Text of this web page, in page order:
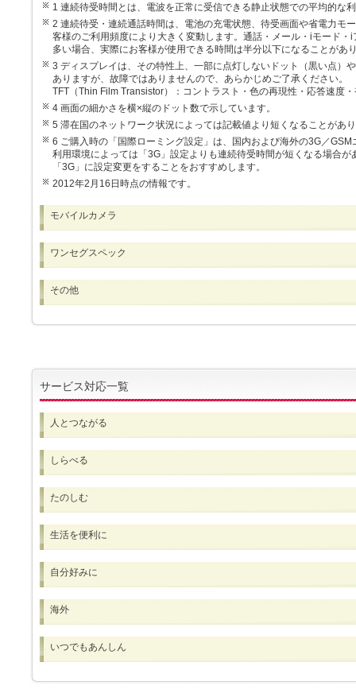
1 連続待受時間とは、電波を正常に受信できる静止状態での平均的な
2 連続待受・連続通話時間は、電池の充電状態、待受画面や省電力モ
客様のご利用頻度により大きく変動します。通話・メール・iモード
多い場合、実際にお客様が使用できる時間は半分以下になることがあ
3 ディスプレイは、その特性上、一部に点灯しないドット（黒い点）
ありますが、故障ではありませんので、あらかじめご了承ください。
TFT（Thin Film Transistor）
：コントラスト・色の再現性・応答速度
4 画面の細かさを横×縦のドット数で示しています。
5 滞在国のネットワーク状況によっては記載値より短くなることがあ
6 ご購入時の「国際ローミング設定」は、国内および海外の3G／
利用環境によっては「3G」設定よりも連続待受時間が短くなる場合
「3G」に設定変更をすることをおすすめします。
2012年2月16日時点の情報です。
モバイルカメラ
ワンセグスペック
その他
サービス対応一覧
人とつながる
しらべる
たのしむ
生活を便利に
自分好みに
海外
いつでもあんしん